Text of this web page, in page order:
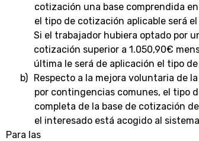
cotización una base comprendida
el tipo de cotización aplicable será el
Si el trabajador hubiera optado por
cotización superior a 1.050,90€
última le será de aplicación el tipo
b) Respecto a la mejora voluntaria de la
por contingencias comunes, el tipo
completa de la base de cotización
el interesado está acogido al
Para las